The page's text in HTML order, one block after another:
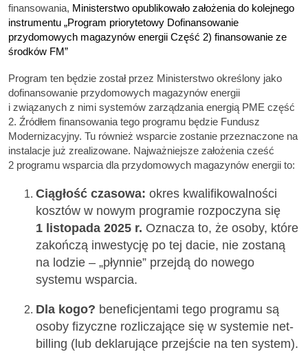
finansowania, Ministerstwo opublikowało założenia do kolejnego
instrumentu „Program priorytetowy Dofinansowanie
przydomowych magazynów energii Część 2) finansowanie ze
środków FM”
Program ten będzie został przez Ministerstwo określony jako
dofinansowanie przydomowych magazynów energii
i związanych z nimi systemów zarządzania energią PME część
2. Źródłem finansowania tego programu będzie Fundusz
Modernizacyjny. Tu również wsparcie zostanie przeznaczone na
instalacje już zrealizowane. Najważniejsze założenia cześć
2 programu wsparcia dla przydomowych magazynów energii to:
Ciągłość czasowa: okres kwalifikowalności
kosztów w nowym programie rozpoczyna się
1 listopada 2025 r. Oznacza to, że osoby, które
zakończą inwestycję po tej dacie, nie zostaną
na lodzie – „płynnie” przejdą do nowego
systemu wsparcia.
Dla kogo? beneficjentami tego programu są
osoby fizyczne rozliczające się w systemie net-
billing (lub deklarujące przejście na ten system).